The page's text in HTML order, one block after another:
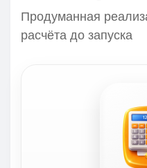
Продуманная
расчёта до запуска